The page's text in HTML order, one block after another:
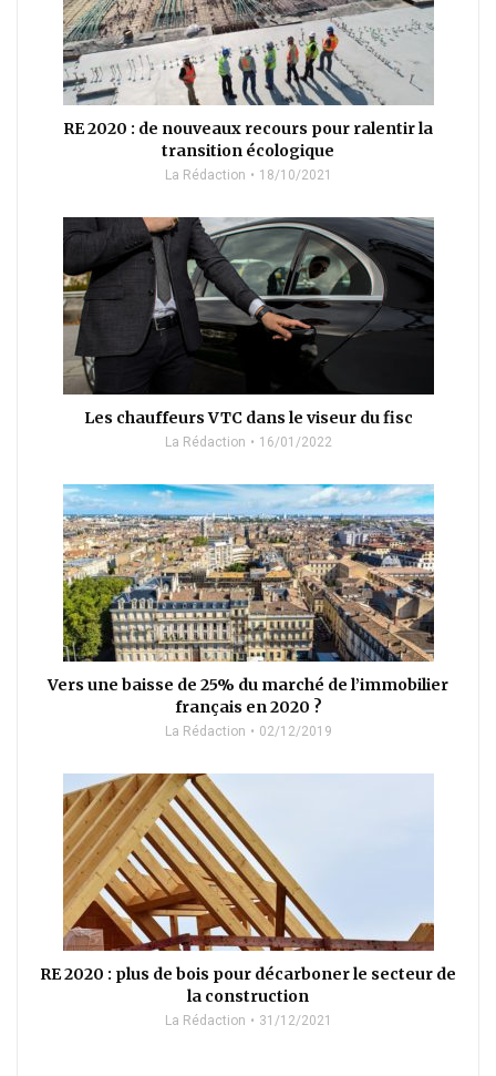
RE 2020 : de nouveaux recours pour ralentir la
transition écologique
La Rédaction 18/10/2021
Les chauffeurs VTC dans le viseur du fisc
La Rédaction 16/01/2022
Vers une baisse de 25% du marché de l’immobilier
français en 2020 ?
La Rédaction 02/12/2019
RE 2020 : plus de bois pour décarboner le secteur de
la construction
La Rédaction 31/12/2021